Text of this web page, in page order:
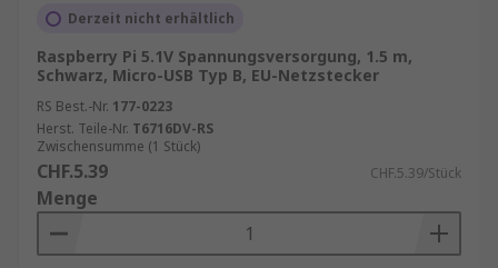
Derzeit nicht erhältlich
Raspberry Pi 5.1V Spannungsversorgung, 1.5 m,
Schwarz, Micro-USB Typ B, EU-Netzstecker
RS Best.-Nr. 177-0223
Herst. Teile-Nr. T6716DV-RS
Zwischensumme (1 Stück)
CHF.5.39 CHF.5.39/Stück
Menge